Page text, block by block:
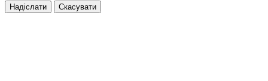
Надіслати Скасувати